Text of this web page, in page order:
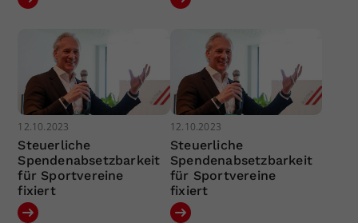
12.10.2023
Steuerliche
Spendenabsetzbarkeit
für Sportvereine
fixiert
12.10.2023
Steuerliche
Spendenabsetzbarkeit
für Sportvereine
fixiert